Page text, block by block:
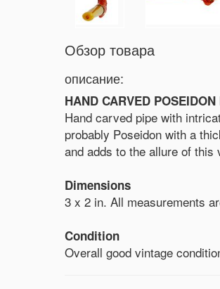
Обзор товара
описание:
HAND CARVED
Hand carved pipe with
probably Poseidon with a
and adds to the allure of this
Dimensions
3 x 2 in. All measurements
Condition
Overall good vintage